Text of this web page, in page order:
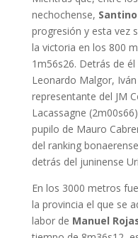
nechochense,
progresión y esta vez
la victoria en los 800
1m56s26. Detrás de
Leonardo Malgor,
representante del JM
Lacassagne
pupilo de Mauro
del ranking
detrás del juninense
En los 3000 metros
la provincia el que se
labor de Manuel